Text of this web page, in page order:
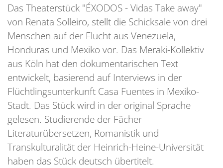
Das Theaterstück "ÉXODOS - Vidas Take away"
von Renata Solleiro, stellt die Schicksale von drei
Menschen auf der Flucht aus Venezuela,
Honduras und Mexiko vor. Das Meraki-Kollektiv
aus Köln hat den dokumentarischen Text
entwickelt, basierend auf Interviews in der
Flüchtlingsunterkunft Casa Fuentes in Mexiko-
Stadt. Das Stück wird in der original Sprache
gelesen. Studierende der Fächer
Literaturübersetzen, Romanistik und
Transkulturalität der Heinrich-Heine-Universität
haben das Stück deutsch übertitelt.